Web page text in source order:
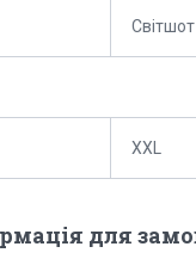
Світшот
XXL
для